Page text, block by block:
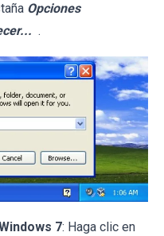
Opciones
.
7: Haga clic en